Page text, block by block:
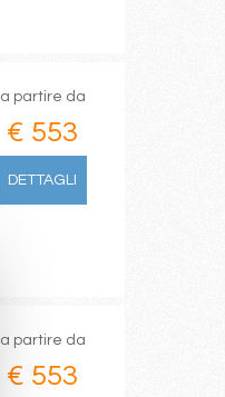
a partire da
€ 553
DETTAGLI
a partire da
€ 553